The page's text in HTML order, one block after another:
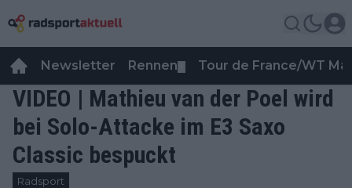
Newsletter Rennen Tour de France/WT
VIDEO | Mathieu van der Poel wird
bei Solo-Attacke im E3 Saxo
Classic bespuckt
Radsport